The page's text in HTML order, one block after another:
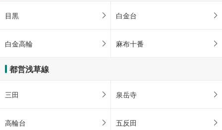
目黒 白金台
白金高輪 麻布十番
都営浅草線
三田 泉岳寺
高輪台 五反田